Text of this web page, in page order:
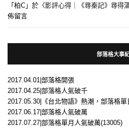
「 柏C 」於〈影評心得｜《尋秦記》尋得
佈留言
部落格大事
2017.04.01|部落格開張
2017.04.25|部落格人氣破千
2017.05.30|《台北物語》熱潮，部落格單
2017.06.17|部落格人氣破萬
2017.07.27|部落格單月人氣破萬(13005)